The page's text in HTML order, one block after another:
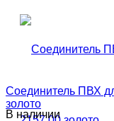
Соединитель ПВХ
золото
В наличии